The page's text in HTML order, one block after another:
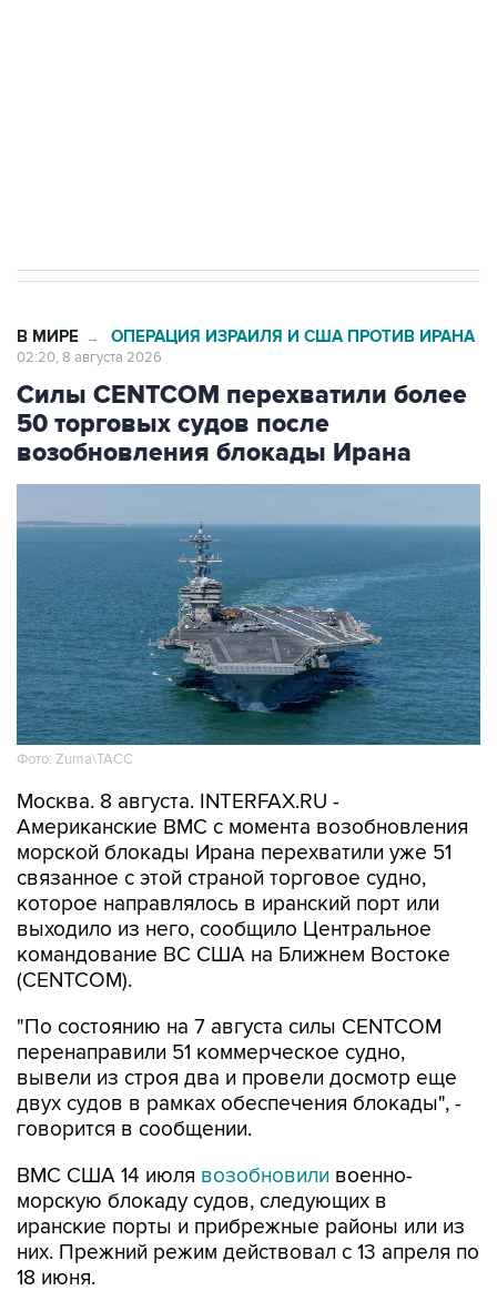
В МИРЕ → ОПЕРАЦИЯ ИЗРАИЛЯ И США ПРОТИВ ИРАНА
02:20, 8 августа 2026
Силы CENTCOM перехватили более
50 торговых судов после
возобновления блокады Ирана
Фото: Zuma\ТАСС
Москва. 8 августа. INTERFAX.RU -
Американские ВМС с момента возобновления
морской блокады Ирана перехватили уже 51
связанное с этой страной торговое судно,
которое направлялось в иранский порт или
выходило из него, сообщило Центральное
командование ВС США на Ближнем Востоке
(CENTCOM).
"По состоянию на 7 августа силы CENTCOM
перенаправили 51 коммерческое судно,
вывели из строя два и провели досмотр еще
двух судов в рамках обеспечения блокады", -
говорится в сообщении.
ВМС США 14 июля возобновили военно-
морскую блокаду судов, следующих в
иранские порты и прибрежные районы или из
них. Прежний режим действовал с 13 апреля по
18 июня.